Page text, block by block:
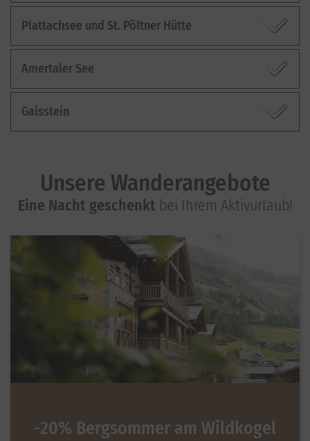
Plattachsee und St. Pöltner Hütte
Amertaler See
Gaisstein
Unsere Wanderangebote
Eine Nacht geschenkt bei Ihrem Aktivurlaub!
-20% Bergsommer am Wildkogel